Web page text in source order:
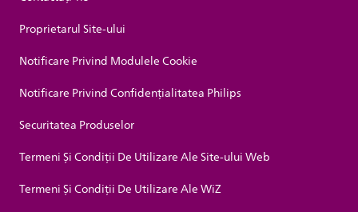
Proprietarul Site-ului
Notificare Privind Modulele Cookie
Notificare Privind Confidențialitatea Philips
Securitatea Produselor
Termeni Și Condiții De Utilizare Ale Site-ului Web
Termeni Și Condiții De Utilizare Ale WiZ